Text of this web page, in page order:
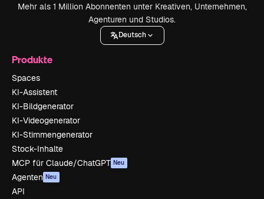
Mehr als 1 Million Abonnenten unter Kreativen, Unternehmen,
Agenturen und Studios.
Deutsch
Produkte
Spaces
KI-Assistent
KI-Bildgenerator
KI-Videogenerator
KI-Stimmengenerator
Stock-Inhalte
MCP für Claude/ChatGPT Neu
Agenten Neu
API